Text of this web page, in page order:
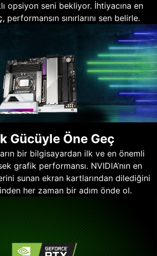
opsiyon seni bekliyor. İhtiyacına en
performansın sınırlarını sen belirle.
Gücüyle Öne Geç
bir bilgisayardan ilk ve en önemli
grafik performansı. NVIDIA’nın en
sunan ekran kartlarından dilediğini
her zaman bir adım önde ol.